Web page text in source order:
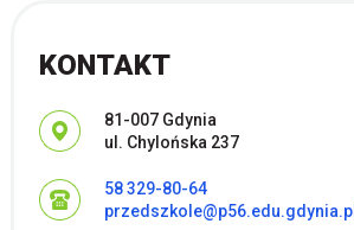
KONTAKT
Adres pocztowy:
81-007 Gdynia
ul. Chylońska 237
58 329-80-64
przedszkole@p56.edu.gdynia.pl